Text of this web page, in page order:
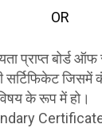
OR
प्राप्त बोर्ड
सर्टिफिकेट जिसमें
के रूप में हो।